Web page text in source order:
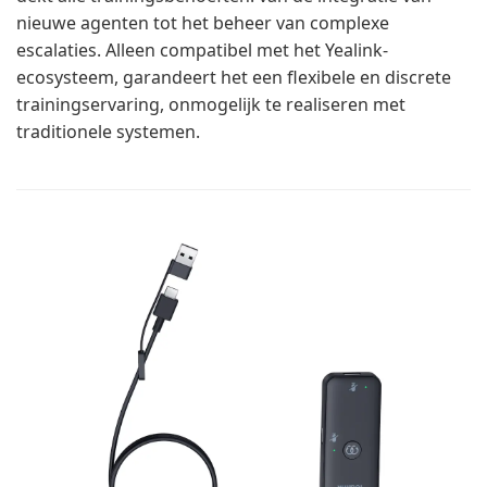
nieuwe agenten tot het beheer van complexe
escalaties. Alleen compatibel met het Yealink-
ecosysteem, garandeert het een flexibele en discrete
trainingservaring, onmogelijk te realiseren met
traditionele systemen.